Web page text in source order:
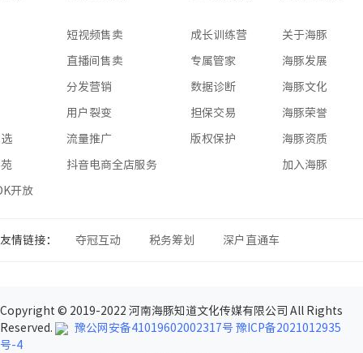
开放
短视频售卖
直播间售卖
分发营销
用户裂变
流量推广
抖音电商全店服务
成长训练营
专属管家
数据诊断
担保交易
版权保护
关于海豚
海豚发展
海豚文化
海豚荣誉
海豚资质
加入海豚
友情链接： 夺冠互动 税务筹划 深户直通车
Copyright © 2019-2022 河南海豚知道文化传媒有限公司 All Rights
Reserved.
豫公网安备41019602002317号 豫ICP备2021012935
号-4